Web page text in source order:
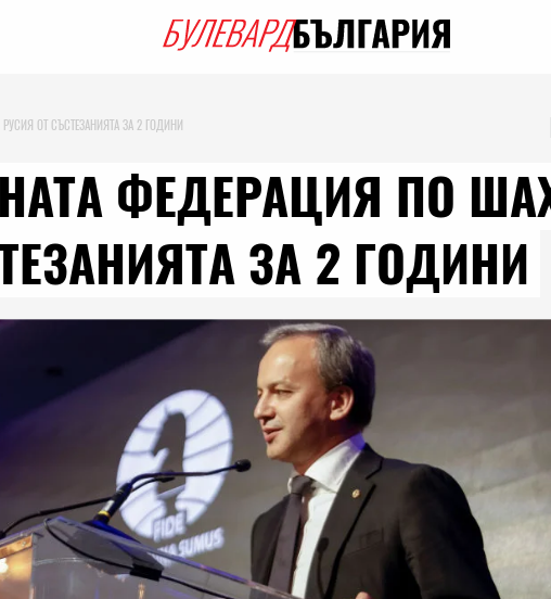
ОТ СЪСТЕЗАНИЯТА ЗА 2 ГОДИНИ
ФЕДЕРАЦИЯ ПО
ЗА 2 ГОДИНИ